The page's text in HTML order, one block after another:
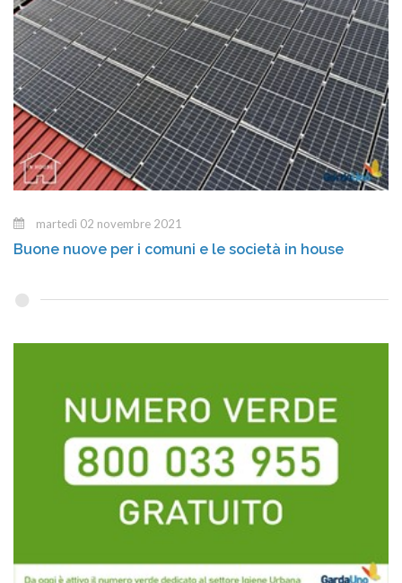
martedì 02 novembre 2021
Buone nuove per i comuni e le società in house